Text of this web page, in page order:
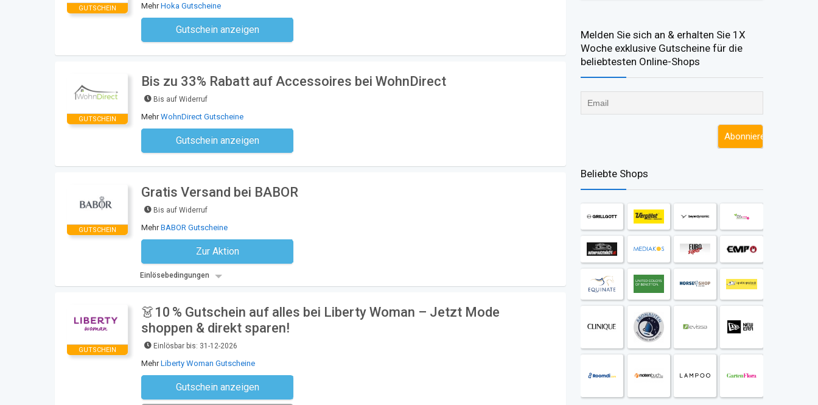
Melden Sie sich an & erhalten Sie 1X
Woche exklusive Gutscheine für die
beliebtesten Online-Shops​
Beliebte Shops
GUTSCHEIN MehrHoka Gutscheine
Gutschein anzeigen
Kein Code notwendig
GUTSCHEIN
Bis zu 33% Rabatt auf Accessoires bei WohnDirect
Bis auf Widerruf
MehrWohnDirect Gutscheine
Gutschein anzeigen
Kein Code notwendig
GUTSCHEIN
Gratis Versand bei BABOR
Bis auf Widerruf
MehrBABOR Gutscheine
Zur AktionKein Code notwendig
Einlösebedingungen
GUTSCHEIN
👗10 % Gutschein auf alles bei Liberty Woman – Jetzt Mode
shoppen & direkt sparen!
Einlösbar bis: 31-12-2026
MehrLiberty Woman Gutscheine
Gutschein anzeigenLiberty10